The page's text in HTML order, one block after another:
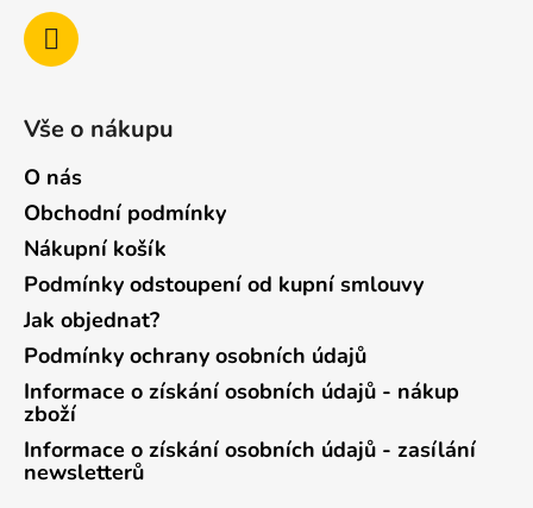
Vše o nákupu
O nás
Obchodní podmínky
Nákupní košík
Podmínky odstoupení od kupní smlouvy
Jak objednat?
Podmínky ochrany osobních údajů
Informace o získání osobních údajů - nákup
zboží
Informace o získání osobních údajů - zasílání
newsletterů